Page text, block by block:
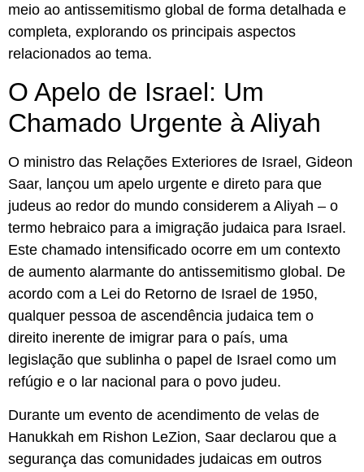
meio ao antissemitismo global de forma detalhada e
completa, explorando os principais aspectos
relacionados ao tema.
O Apelo de Israel: Um
Chamado Urgente à Aliyah
O ministro das Relações Exteriores de Israel, Gideon
Saar, lançou um apelo urgente e direto para que
judeus ao redor do mundo considerem a Aliyah – o
termo hebraico para a imigração judaica para Israel.
Este chamado intensificado ocorre em um contexto
de aumento alarmante do antissemitismo global. De
acordo com a Lei do Retorno de Israel de 1950,
qualquer pessoa de ascendência judaica tem o
direito inerente de imigrar para o país, uma
legislação que sublinha o papel de Israel como um
refúgio e o lar nacional para o povo judeu.
Durante um evento de acendimento de velas de
Hanukkah em Rishon LeZion, Saar declarou que a
segurança das comunidades judaicas em outros